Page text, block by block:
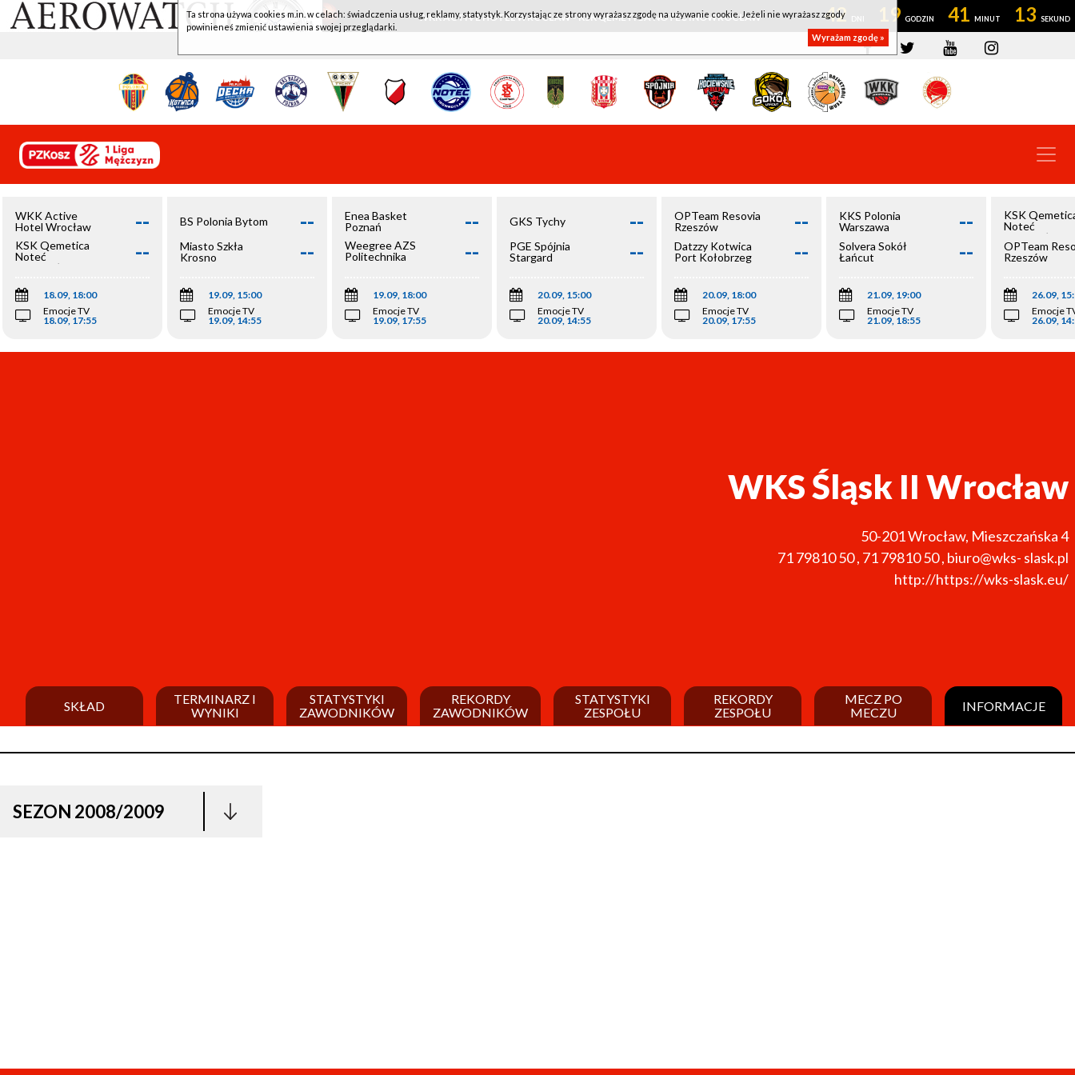
WKK ACTIVE HOTEL WROCŁAW - KSK QEMETICA NOTEĆ INOWROCŁAW 42 19 41 12
WKK Active
Hotel Wrocław
--
KSK Qemetica
Noteć
Inowrocław
--
18.09, 18:00
Emocje TV
18.09, 17:55
BS Polonia Bytom --
Miasto Szkła
Krosno
--
19.09, 15:00
Emocje TV
19.09, 14:55
Enea Basket
Poznań
--
Weegree AZS
Politechnika
--
19.09, 18:00
Emocje TV
19.09, 17:55
GKS Tychy --
PGE Spójnia
Stargard
--
20.09, 15:00
Emocje TV
20.09, 14:55
OPTeam Resovia
Rzeszów
--
Datzzy Kotwica
Port Kołobrzeg
--
20.09, 18:00
Emocje TV
20.09, 17:55
KKS Polonia
Warszawa
--
Solvera Sokół
Łańcut
--
21.09, 19:00
Emocje TV
21.09, 18:55
KSK
Noteć
Inowrocław
OPTeam
Rzeszów
26.09,
Emocje
26.09,
WKS Śląsk II Wrocław
50-201Wrocław, Mieszczańska 4
71 79810 50, 71 79810 50, biuro@wks- slask.pl
http://https://wks-slask.eu/
SKŁAD
TERMINARZ I
WYNIKI
STATYSTYKI
ZAWODNIKÓW
REKORDY
ZAWODNIKÓW
STATYSTYKI
ZESPOŁU
REKORDY
ZESPOŁU
MECZ PO
MECZU
INFORMACJE
SEZON 2008/2009
Ta strona używa cookies m.in. w celach: świadczenia usług, reklamy, statystyk. Korzystając ze strony wyrażasz zgodę na używanie cookie. Jeżeli nie wyrażasz zgody
powinieneś zmienić ustawienia swojej przeglądarki.
Wyrażam zgodę »